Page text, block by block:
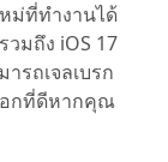
หม่ที่ทำงานได้
วมถึง iOS 17
รถเจลเบรก
อกที่ดีหากคุณ